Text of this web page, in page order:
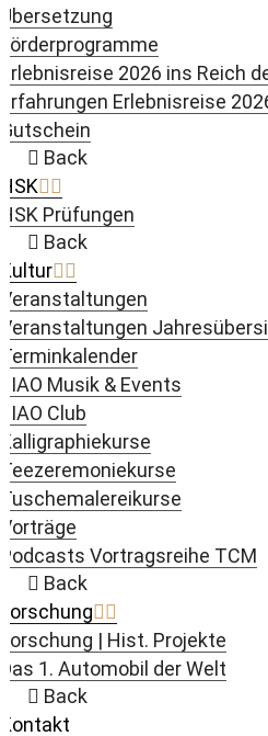
Übersetzung
Förderprogramme
Erlebnisreise 2026 ins Reich
Erfahrungen Erlebnisreise
Gutschein
Back
HSK
HSK Prüfungen
Back
Kultur
Veranstaltungen
Veranstaltungen
Terminkalender
JIAO Musik & Events
JIAO Club
Kalligraphiekurse
Teezeremoniekurse
Tuschemalereikurse
Vorträge
Podcasts Vortragsreihe TCM
Back
Forschung
Forschung | Hist. Projekte
Das 1. Automobil der Welt
Back
Kontakt